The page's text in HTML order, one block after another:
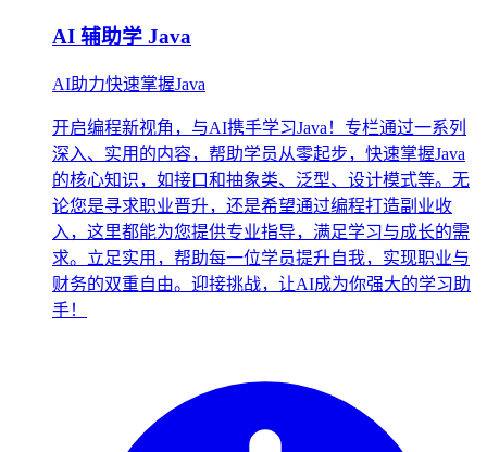
AI 辅助学 Java
AI助力快速掌握Java
开启编程新视角，与AI携手学习Java！专栏通过一系列
深入、实用的内容，帮助学员从零起步，快速掌握Java
的核心知识，如接口和抽象类、泛型、设计模式等。无
论您是寻求职业晋升，还是希望通过编程打造副业收
入，这里都能为您提供专业指导，满足学习与成长的需
求。立足实用，帮助每一位学员提升自我，实现职业与
财务的双重自由。迎接挑战，让AI成为你强大的学习助
手！